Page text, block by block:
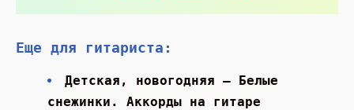
Еще для гитариста:
Детская, новогодняя — Белые
снежинки. Аккорды на гитаре